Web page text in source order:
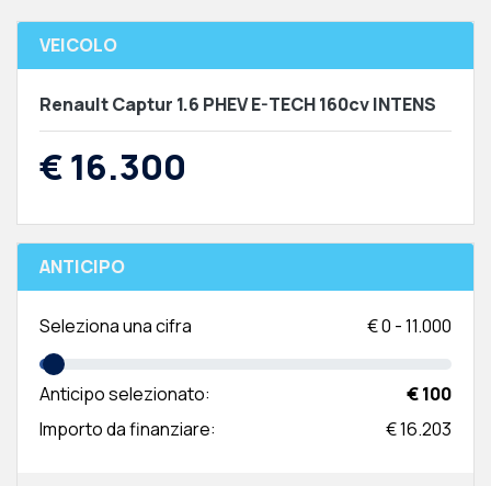
VEICOLO
Renault Captur 1.6 PHEV E-TECH 160cv INTENS
€ 16.300
ANTICIPO
Seleziona una cifra €0 -11.000
Anticipo selezionato:
€ 100
Importo da finanziare:
€ 16.203